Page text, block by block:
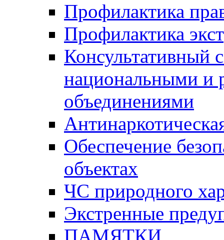
Профилактика
Профилактика
Консультативный
национальными и
объединениями
Обеспечение
объектах
ЧС природного
Экстренные